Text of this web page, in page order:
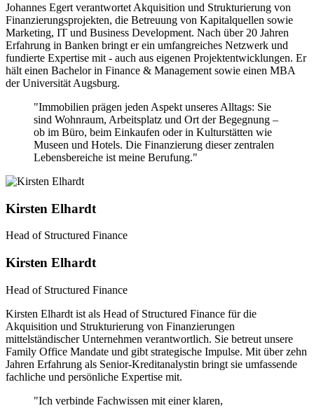
Johannes Egert verantwortet Akquisition und Strukturierung von
Finanzierungsprojekten, die Betreuung von Kapitalquellen sowie
Marketing, IT und Business Development. Nach über 20 Jahren
Erfahrung in Banken bringt er ein umfangreiches Netzwerk und
fundierte Expertise mit - auch aus eigenen Projektentwicklungen. Er
hält einen Bachelor in Finance & Management sowie einen MBA
der Universität Augsburg.
"Immobilien prägen jeden Aspekt unseres Alltags: Sie
sind Wohnraum, Arbeitsplatz und Ort der Begegnung –
ob im Büro, beim Einkaufen oder in Kulturstätten wie
Museen und Hotels. Die Finanzierung dieser zentralen
Lebensbereiche ist meine Berufung."
Kirsten Elhardt
Head of Structured Finance
Kirsten Elhardt
Head of Structured Finance
Kirsten Elhardt ist als Head of Structured Finance für die
Akquisition und Strukturierung von Finanzierungen
mittelständischer Unternehmen verantwortlich. Sie betreut unsere
Family Office Mandate und gibt strategische Impulse. Mit über zehn
Jahren Erfahrung als Senior-Kreditanalystin bringt sie umfassende
fachliche und persönliche Expertise mit.
"Ich verbinde Fachwissen mit einer klaren,